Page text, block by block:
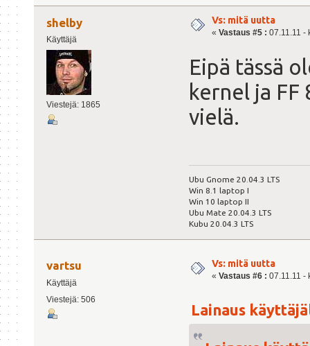
shelby
Käyttäjä
Viestejä: 1865
Vs: mitä uutta
« Vastaus #5 : 07.11.11 -
Eipä tässä
kernel ja
vielä.
Ubu Gnome 20.04.3 LTS
Win 8.1 laptop I
Win 10 laptop II
Ubu Mate 20.04.3 LTS
Kubu 20.04.3 LTS
vartsu
Käyttäjä
Viestejä: 506
Vs: mitä uutta
« Vastaus #6 : 07.11.11 -
Lainaus